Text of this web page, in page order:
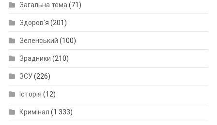
Загальна тема (71)
Здоров'я (201)
Зеленський (100)
Зрадники (210)
ЗСУ(226)
Історія (12)
Кримінал (1 333)